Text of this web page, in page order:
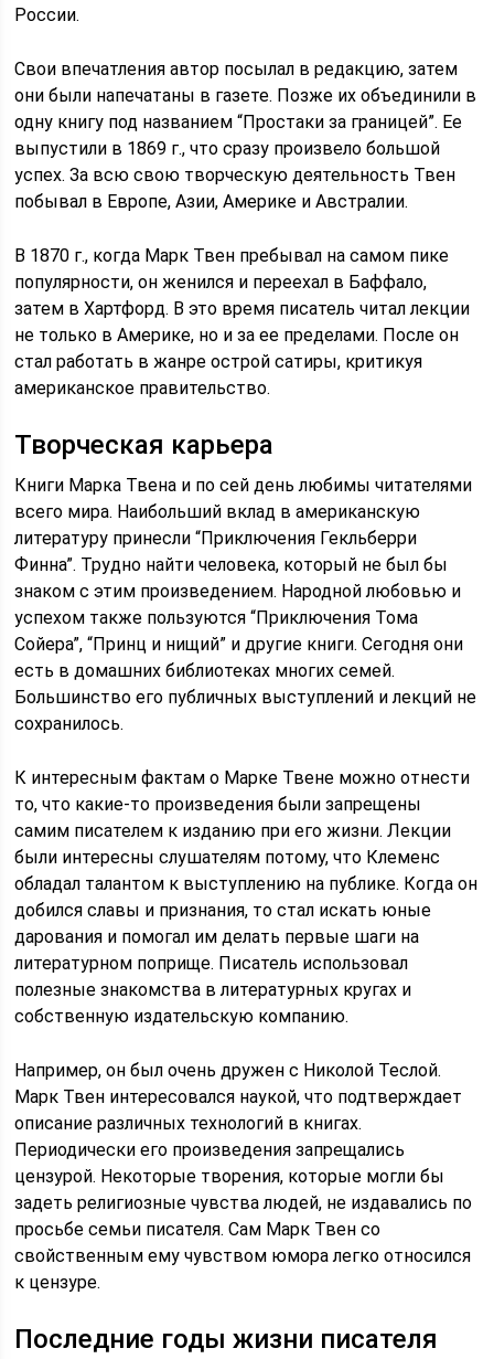
России.
Свои впечатления автор посылал в редакцию, затем
они были напечатаны в газете. Позже их объединили в
одну книгу под названием “Простаки за границей”. Ее
выпустили в 1869 г., что сразу произвело большой
успех. За всю свою творческую деятельность Твен
побывал в Европе, Азии, Америке и Австралии.
В 1870 г., когда Марк Твен пребывал на самом пике
популярности, он женился и переехал в Баффало,
затем в Хартфорд. В это время писатель читал лекции
не только в Америке, но и за ее пределами. После он
стал работать в жанре острой сатиры, критикуя
американское правительство.
Творческая карьера
Книги Марка Твена и по сей день любимы читателями
всего мира. Наибольший вклад в американскую
литературу принесли “Приключения Гекльберри
Финна”. Трудно найти человека, который не был бы
знаком с этим произведением. Народной любовью и
успехом также пользуются “Приключения Тома
Сойера”, “Принц и нищий” и другие книги. Сегодня они
есть в домашних библиотеках многих семей.
Большинство его публичных выступлений и лекций не
сохранилось.
К интересным фактам о Марке Твене можно отнести
то, что какие-то произведения были запрещены
самим писателем к изданию при его жизни. Лекции
были интересны слушателям потому, что Клеменс
обладал талантом к выступлению на публике. Когда он
добился славы и признания, то стал искать юные
дарования и помогал им делать первые шаги на
литературном поприще. Писатель использовал
полезные знакомства в литературных кругах и
собственную издательскую компанию.
Например, он был очень дружен с Николой Теслой.
Марк Твен интересовался наукой, что подтверждает
описание различных технологий в книгах.
Периодически его произведения запрещались
цензурой. Некоторые творения, которые могли бы
задеть религиозные чувства людей, не издавались по
просьбе семьи писателя. Сам Марк Твен со
свойственным ему чувством юмора легко относился
к цензуре.
Последние годы жизни писателя